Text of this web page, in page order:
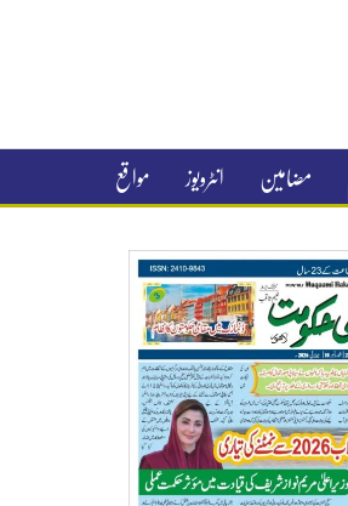
مضامین انٹرویوز مواقع